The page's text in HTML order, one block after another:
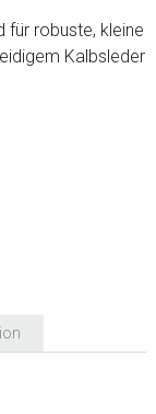
für robuste, kleine
Kalbsleder